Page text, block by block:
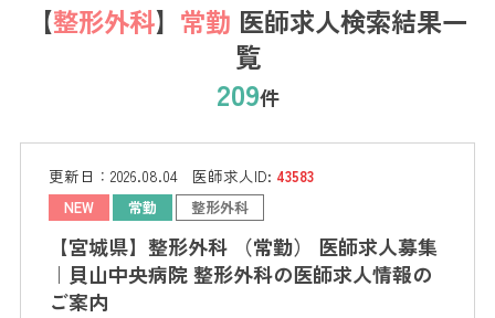
【整形外科】 常勤 医師求人検索結果一
覧
209件
更新日： 2026.08.04 医師求人ID: 43583
NEW 常勤 整形外科
【宮城県】整形外科 （常勤） 医師求人募集
｜貝山中央病院 整形外科の医師求人情報の
ご案内